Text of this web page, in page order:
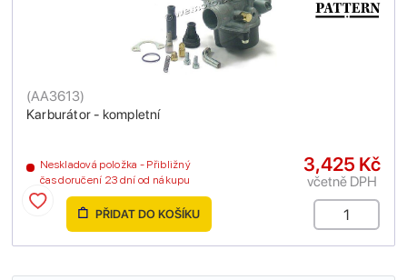
Karburátor - kompletní
(AA3613)
Neskladová položka - Přibližný
čas doručení 23 dní od nákupu
3,425 Kč
včetně DPH
PŘIDAT DO KOŠÍKU